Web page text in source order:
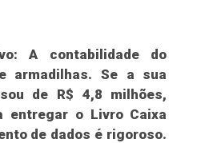
A contabilidade do
armadilhas. Se a sua
de R$ 4,8 milhões,
entregar o Livro Caixa
de dados é rigoroso.